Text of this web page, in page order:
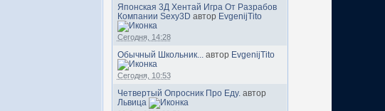
Японская 3Д Хентай Игра От Разрабов
Компании Sexy3D автор EvgenijTito
Сегодня, 14:28
Обычный Школьник... автор EvgenijTito
Сегодня, 10:53
Четвертый Опросник Про Еду. автор
Львица